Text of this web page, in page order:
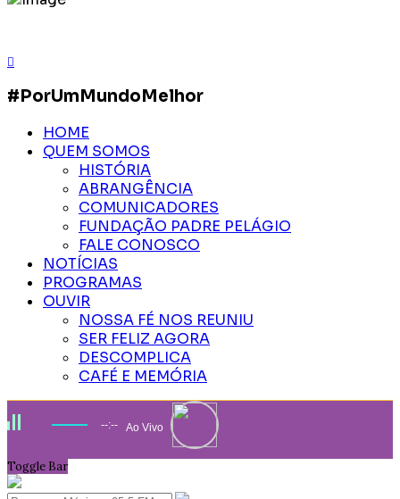
#PorUmMundoMelhor
HOME
QUEM SOMOS
HISTÓRIA
ABRANGÊNCIA
COMUNICADORES
FUNDAÇÃO PADRE PELÁGIO
FALE CONOSCO
NOTÍCIAS
PROGRAMAS
OUVIR
NOSSA FÉ NOS REUNIU
SER FELIZ AGORA
DESCOMPLICA
CAFÉ E MEMÓRIA
--:-- Ao Vivo
Toggle Bar